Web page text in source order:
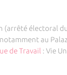
électoral
au
de Travail : Vie